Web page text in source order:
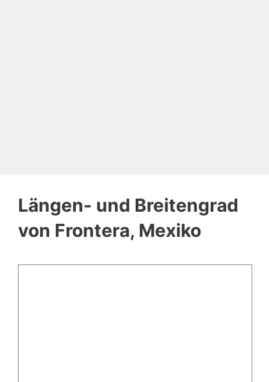
Längen- und Breitengrad
von Frontera, Mexiko